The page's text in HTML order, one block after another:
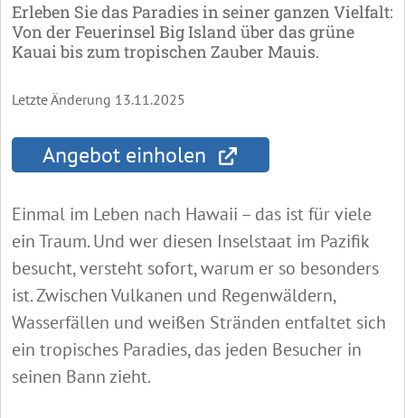
Erleben Sie das Paradies in seiner ganzen Vielfalt:
Von der Feuerinsel Big Island über das grüne
Kauai bis zum tropischen Zauber Mauis.
Letzte Änderung 13.11.2025
Angebot einholen
Einmal im Leben nach Hawaii – das ist für viele
ein Traum. Und wer diesen Inselstaat im Pazifik
besucht, versteht sofort, warum er so besonders
ist. Zwischen Vulkanen und Regenwäldern,
Wasserfällen und weißen Stränden entfaltet sich
ein tropisches Paradies, das jeden Besucher in
seinen Bann zieht.